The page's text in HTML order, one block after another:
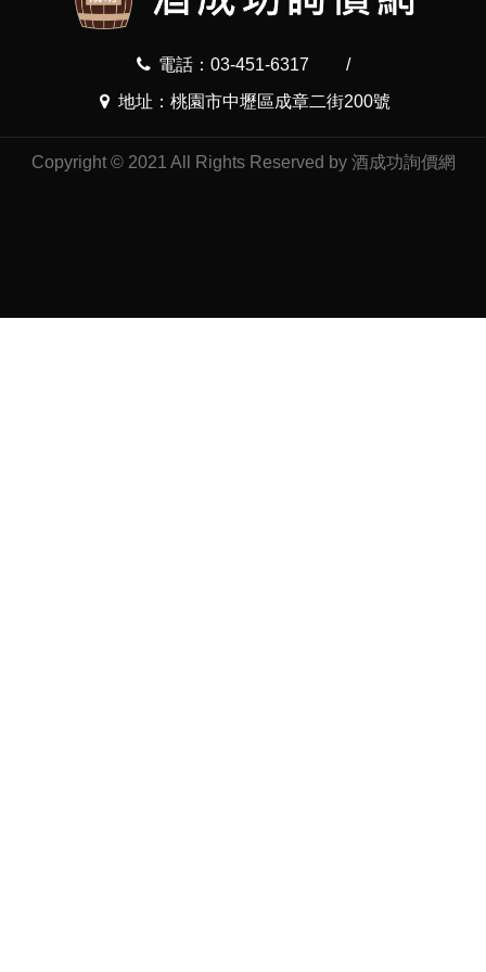
電話：03-451-6317
/
地址：桃園市中壢區成章二街200號
Copyright © 2021 All Rights Reserved by 酒成功詢價網